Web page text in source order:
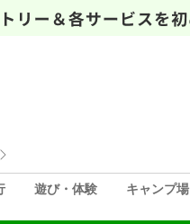
遊び・体験 キャンプ場